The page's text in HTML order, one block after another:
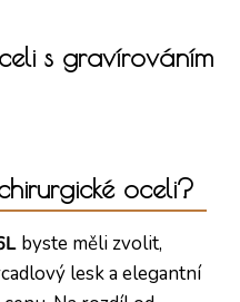
s gravírováním
oceli?
byste měli zvolit,
lesk a elegantní